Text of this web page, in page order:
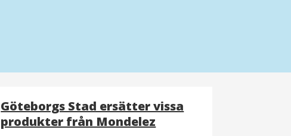
Göteborgs Stad ersätter vissa
produkter från Mondelez